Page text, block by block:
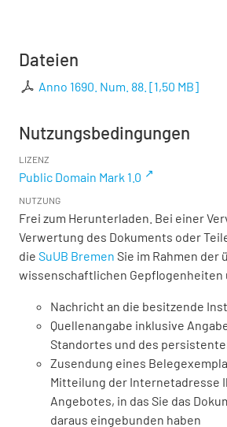
Dateien
Anno 1690. Num. 88. [1,50 MB]
Nutzungsbedingungen
LIZENZ
Public Domain Mark 1.0
NUTZUNG
Frei zum Herunterladen. Bei einer
Verwertung des Dokuments oder
die SuUB Bremen Sie im Rahmen der
wissenschaftlichen Gepflogenheiten
Nachricht an die besitzende
Quellenangabe inklusive
Standortes und des
Zusendung eines
Mitteilung der Internetadresse
Angebotes, in das Sie das
daraus eingebunden haben